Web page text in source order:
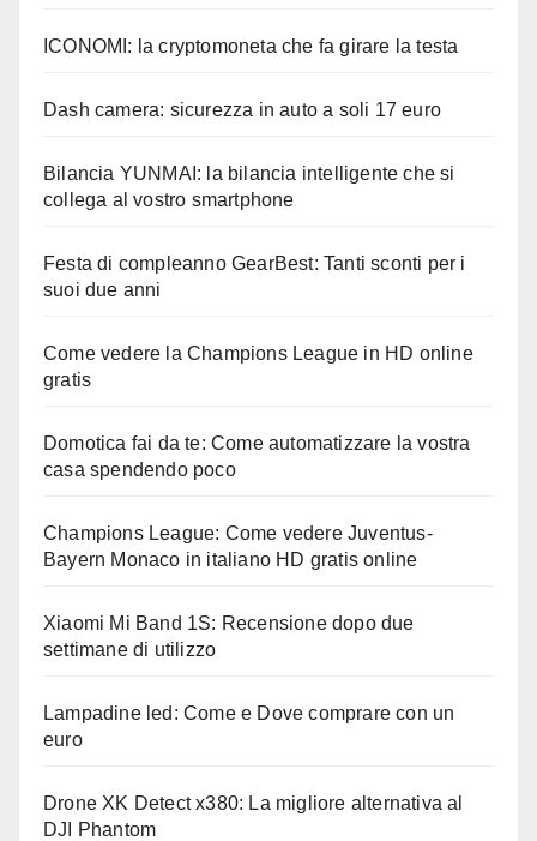
ICONOMI: la cryptomoneta che fa girare la testa
Dash camera: sicurezza in auto a soli 17 euro
Bilancia YUNMAI: la bilancia intelligente che si
collega al vostro smartphone
Festa di compleanno GearBest: Tanti sconti per i
suoi due anni
Come vedere la Champions League in HD online
gratis
Domotica fai da te: Come automatizzare la vostra
casa spendendo poco
Champions League: Come vedere Juventus-
Bayern Monaco in italiano HD gratis online
Xiaomi Mi Band 1S: Recensione dopo due
settimane di utilizzo
Lampadine led: Come e Dove comprare con un
euro
Drone XK Detect x380: La migliore alternativa al
DJI Phantom